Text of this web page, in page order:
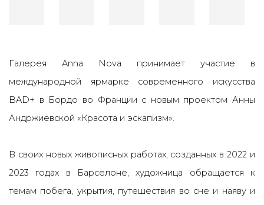
Галерея Anna Nova принимает участие в
международной ярмарке современного искусства
BAD+ в Бордо во Франции c новым проектом Анны
Андржиевской «Красота и эскапизм».
В своих новых живописных работах, созданных в 2022 и
2023 годах в Барселоне, художница обращается к
темам побега, укрытия, путешествия во сне и наяву и